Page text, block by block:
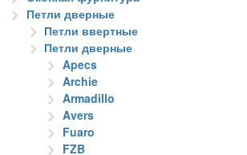
Петли дверные
Петли ввертные
Петли дверные
Apecs
Archie
Armadillo
Avers
Fuaro
FZB